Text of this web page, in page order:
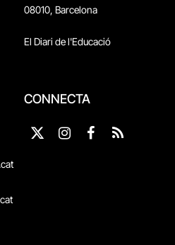
08010, Barcelona
El Diari de l'Educació
CONNECTA
X
Instagram
Facebook
RSS